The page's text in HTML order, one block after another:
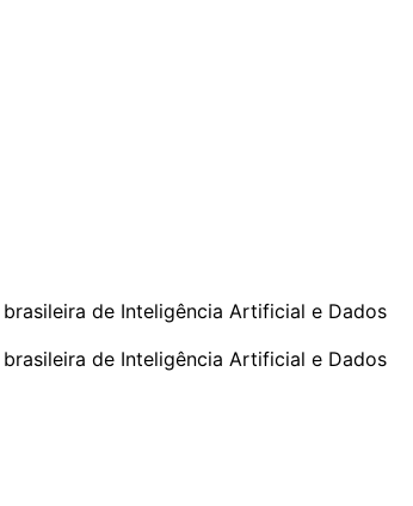
de Inteligência Artificial e Dados
de Inteligência Artificial e Dados